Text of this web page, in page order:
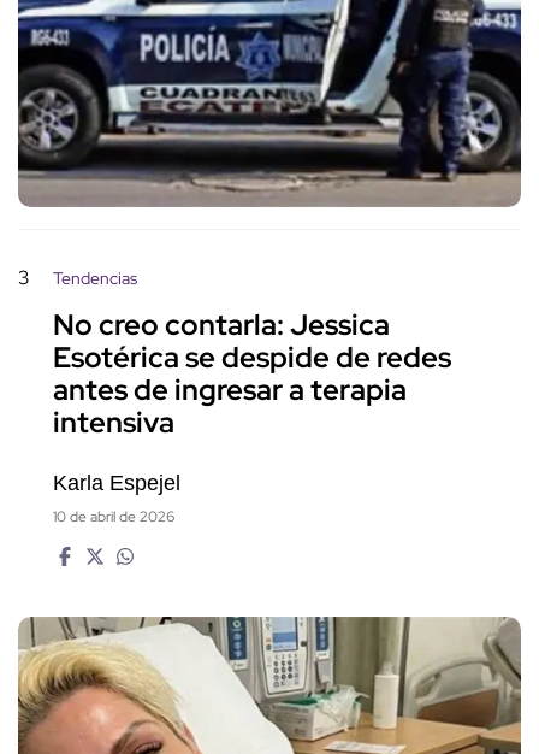
3 Tendencias
No creo contarla: Jessica
Esotérica se despide de redes
antes de ingresar a terapia
intensiva
Karla Espejel
10 de abril de 2026